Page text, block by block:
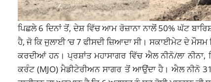
ਪਿਛਲੇ 6 ਦਿਨਾਂ ਤੋਂ, ਦੇਸ਼ ਵਿੱਚ ਆਮ ਰੋਜ਼ਾਨਾ ਨਾਲੋਂ 50% ਘੱਟ
ਹੈ, ਜੋ ਕਿ ਜੁਲਾਈ ‘ਚ 7 ਫੀਸਦੀ ਜ਼ਿਆਦਾ ਸੀ। ਸਕਾਈਮੇਟ ਦੇ
ਕਰਦੀਆਂ ਹਨ। ਪ੍ਰਸ਼ਾਂਤ ਮਹਾਸਾਗਰ ਵਿੱਚ ਐਲ ਨੀਨੋ/ਲਾ
ਕਰੰਟ (MJO) ਮੈਡੀਟੇਰੀਅਨ ਸਾਗਰ ਤੋਂ ਆਉਂਦਾ ਹੈ। ਐਲ ਨੀਨੋ